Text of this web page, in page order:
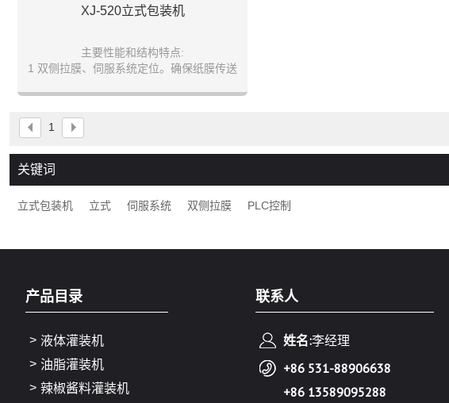
XJ-520立式包装机
主要性能和结构特点:
1 双侧拉膜、伺服系统定位。确保纸膜传送
2 包装速度快，最大袋长时速55包/分钟。
3 两个独立封口气缸，具有密封性好，封口
1
关键词
立式包装机 立式 伺服系统 双侧拉膜 PLC控制
产品目录
液体灌装机
油脂灌装机
辣椒酱料灌装机
联系人
姓名:李经理
+86 531-88906638
+86 13589095288